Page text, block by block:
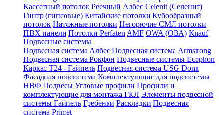
Кассетный потолок Реечный Албес Celenit (Селенит)
Гинтр (гипсовые) Китайские потолки Кубообразный
потолок Натяжные потолки Негорючие СМЛ потолки
ПВХ панели Потолки Perfaten AMF OWA (ОВА) Knauf
Подвесные системы
Подвесная система Албес Подвесная система Armstrong
Подвесная система Рокфон Подвесные системы Ecophon
Каркас Т24 - Гайпель Подвесная система USG Donn
Фасадная подсистема Комплектующие для подсистемы
НВФ Подвесы Угловые профили Профили и
комплектующие для монтажа ГКЛ Элементы подвесной
системы Гайпель Гребенки Раскладки Подвесная
система Primet